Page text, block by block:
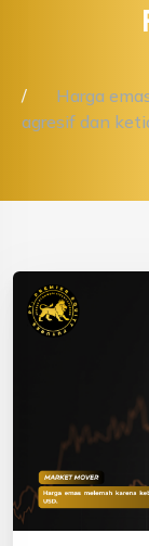
Harga
agresif dan